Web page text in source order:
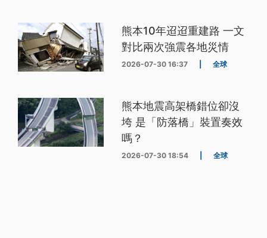
熊本10年迢迢重建路 一文
對比兩次強震各地災情
2026-07-30 16:37 全球
熊本地震高架橋錯位卻沒
垮 是「防落橋」裝置奏效
嗎？
2026-07-30 18:54 全球